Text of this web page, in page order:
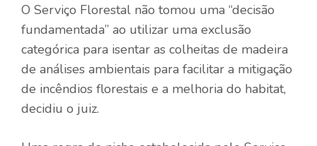
O Serviço Florestal não tomou uma “decisão
fundamentada” ao utilizar uma exclusão
categórica para isentar as colheitas de madeira
de análises ambientais para facilitar a mitigação
de incêndios florestais e a melhoria do habitat,
decidiu o juiz.